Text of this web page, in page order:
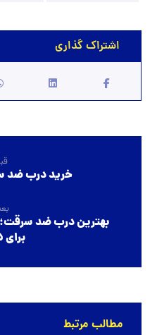
خرید درب ضد
بهترین درب ضد
برای ۲۰۲۵
مطالب مرتبط